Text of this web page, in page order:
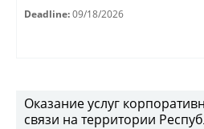
Deadline: 09/18/2026
Оказание услуг
связи на территории